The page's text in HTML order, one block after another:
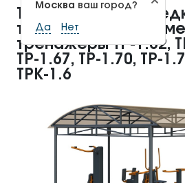
Москва ваш город?
Да Нет
Тренажерная
тренажеров на
тренажеры ТР-1.62,
ТР-1.67, ТР-1.70, ТР-
ТРК-1.6